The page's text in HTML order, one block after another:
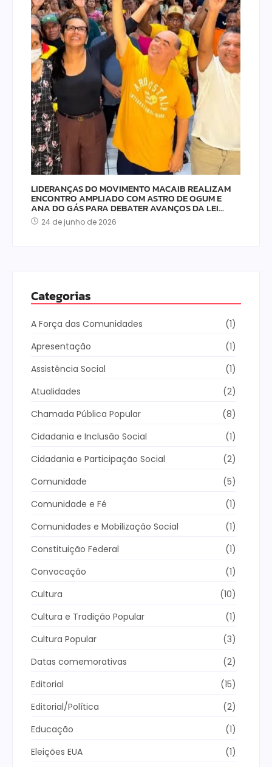
LIDERANÇAS DO MOVIMENTO MACAIB REALIZAM
ENCONTRO AMPLIADO COM ASTRO DE OGUM E
ANA DO GÁS PARA DEBATER AVANÇOS DA LEI…
24 de junho de 2026
Categorias
A Força das Comunidades
(1)
Apresentação
(1)
Assistência Social
(1)
Atualidades
(2)
Chamada Pública Popular
(8)
Cidadania e Inclusão Social
(1)
Cidadania e Participação Social
(2)
Comunidade
(5)
Comunidade e Fé
(1)
Comunidades e Mobilização Social
(1)
Constituição Federal
(1)
Convocação
(1)
Cultura
(10)
Cultura e Tradição Popular
(1)
Cultura Popular
(3)
Datas comemorativas
(2)
Editorial
(15)
Editorial/Política
(2)
Educação
(1)
Eleições EUA
(1)